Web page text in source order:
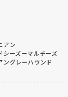
アン
シーズーマルチーズ
ングレーハウンド